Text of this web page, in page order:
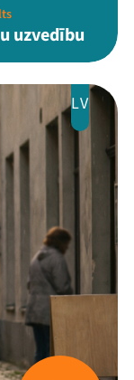
uzvedību
LV